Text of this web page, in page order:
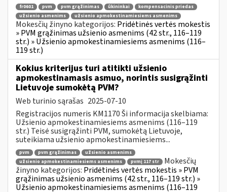
fr0601 pvm pvm grąžinimas ūkininkai
kompensacinis priedas
užsienio asmenims
užsienio apmokestinamiesiems asmenims
Mokesčių žinyno kategorijos: Pridėtinės vertės mokestis
» PVM grąžinimas užsienio asmenims (42 str., 116–119
str.) » Užsienio apmokestinamiesiems asmenims (116–
119 str.)
Kokius kriterijus turi atitikti užsienio
apmokestinamasis asmuo, norintis susigrąžinti
Lietuvoje sumokėtą PVM?
Web turinio sąrašas 2025-07-10
Registracijos numeris KM1170 Ši informacija skelbiama:
Užsienio apmokestinamiesiems asmenims (116–119
str.) Teisė susigrąžinti PVM, sumokėtą Lietuvoje,
suteikiama užsienio apmokestinamiesiems...
pvm pvm grąžinimas
užsienio asmenims
užsienio apmokestinamiesiems asmenims
pvmį 117 str
Mokesčių
žinyno kategorijos: Pridėtinės vertės mokestis » PVM
grąžinimas užsienio asmenims (42 str., 116–119 str.) »
Užsienio apmokestinamiesiems asmenims (116–119